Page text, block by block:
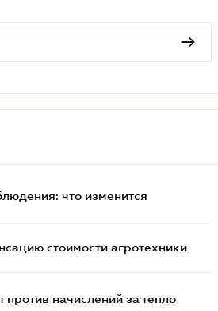
что изменится
стоимости агротехники
начислений за тепло